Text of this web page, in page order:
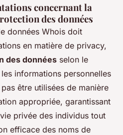
concernant la
des données
données Whois doit
en matière de privacy,
des données selon le
informations personnelles
être utilisées de manière
appropriée, garantissant
privée des individus tout
efficace des noms de